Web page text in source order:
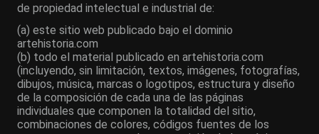
de propiedad intelectual e industrial de:
(a) este sitio web publicado bajo el dominio
artehistoria.com
(b) todo el material publicado en artehistoria.com
(incluyendo, sin limitación, textos, imágenes, fotografías,
dibujos, música, marcas o logotipos, estructura y diseño
de la composición de cada una de las páginas
individuales que componen la totalidad del sitio,
combinaciones de colores, códigos fuentes de los